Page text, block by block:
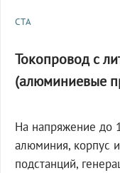
СТА
Токопровод с
(алюминиевые
На напряжение до
алюминия, корпус
подстанций,